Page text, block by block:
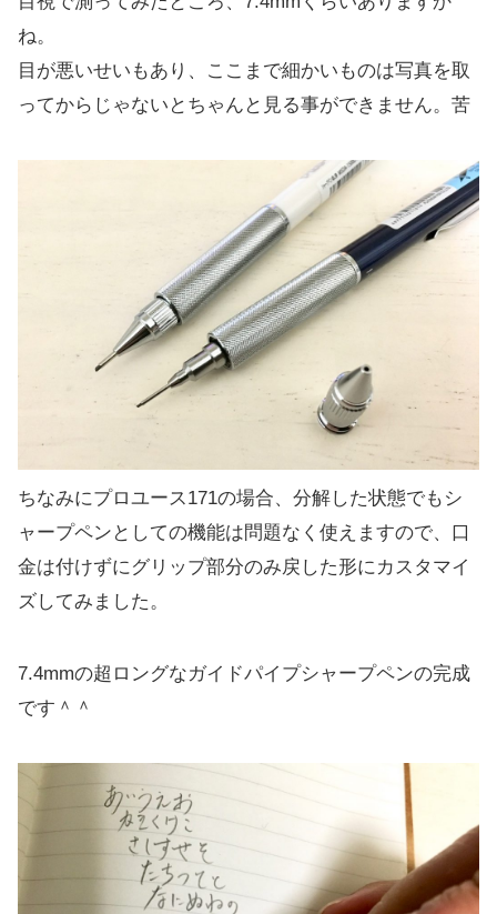
ね。
目が悪いせいもあり、ここまで細かいものは写真を取
ってからじゃないとちゃんと見る事ができません。苦
ちなみにプロユース171の場合、分解した状態でもシ
ャープペンとしての機能は問題なく使えますので、口
金は付けずにグリップ部分のみ戻した形にカスタマイ
ズしてみました。
7.4mmの超ロングなガイドパイプシャープペンの完成
です＾＾